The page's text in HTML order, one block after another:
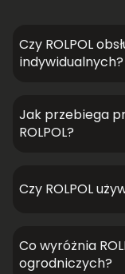
Czy ROLPOL
indywidualnych?
Jak przebiega
ROLPOL?
Czy ROLPOL
Co wyróżnia
ogrodniczych?